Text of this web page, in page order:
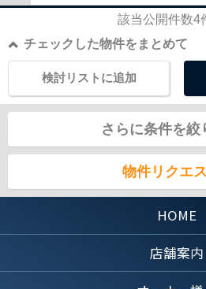
該当公開件数4
チェックした物件をまとめて
検討リストに追加
さらに条件を絞
物件リクエ
HOME
店舗案内